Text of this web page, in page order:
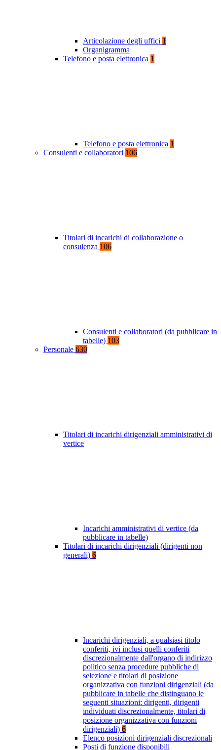
Articolazione degli uffici 1
Organigramma
Telefono e posta elettronica 1
Telefono e posta elettronica 1
Consulenti e collaboratori 106
Titolari di incarichi di collaborazione o
consulenza 106
Consulenti e collaboratori (da pubblicare in
tabelle) 103
Personale 630
Titolari di incarichi dirigenziali amministrativi di
vertice
Incarichi amministrativi di vertice (da
pubblicare in tabelle)
Titolari di incarichi dirigenziali (dirigenti non
generali) 6
Incarichi dirigenziali, a qualsiasi titolo
conferiti, ivi inclusi quelli conferiti
discrezionalmente dall'organo di indirizzo
politico senza procedure pubbliche di
selezione e titolari di posizione
organizzativa con funzioni dirigenziali (da
pubblicare in tabelle che distinguano le
seguenti situazioni: dirigenti, dirigenti
individuati discrezionalmente, titolari di
posizione organizzativa con funzioni
dirigenziali) 6
Elenco posizioni dirigenziali discrezionali
Posti di funzione disponibili